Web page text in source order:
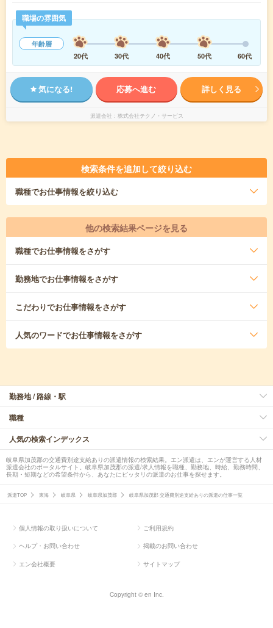
職場の雰囲気
年齢層
20代
30代 40代 50代 60代
気になる! 応募へ進む 詳しく見る
派遣会社 株式会社テクノ・サービス
検索条件を追加して絞り込む
職種でお仕事情報を絞り込む
他の検索結果ページを見る
職種でお仕事情報をさがす
勤務地でお仕事情報をさがす
こだわりでお仕事情報をさがす
人気のワードでお仕事情報をさがす
勤務地 / 路線・駅
職種
人気の検索インデックス
岐阜県加茂郡の交通費別途支給ありの派遣情報の検索結果。エン派遣は、エンが運営する人材
派遣会社のポータルサイト。岐阜県加茂郡の派遣/求人情報を職種、勤務地、時給、勤務時間、
長期・短期などの希望条件から、あなたにピッタリの派遣のお仕事を探せます。
派遣TOP 東海 岐阜県 岐阜県加茂郡 岐阜県加茂郡 交通費別途支給ありの派遣の仕事一覧
個人情報の取り扱いについて ご利用規約
ヘルプ・お問い合わせ 掲載のお問い合わせ
エン会社概要 サイトマップ
Copyright © en Inc.